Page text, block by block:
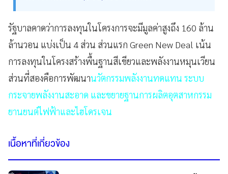
รัฐบาลคาดว่าการลงทุนในโครงการจะมีมูลค่าสูงถึง 160 ล้าน
ล้านวอน แบ่งเป็น 4 ส่วน ส่วนแรก Green New Deal เน้น
การลงทุนในโครงสร้างพื้นฐานสีเขียวและพลังงานหมุนเวียน
ส่วนที่สองคือการพัฒนานวัตกรรมพลังงานทดแทน ระบบ
กระจายพลังงานสะอาด และขยายฐานการผลิตอุตสาหกรรม
ยานยนต์ไฟฟ้าและไฮโดรเจน
เนื้อหาที่เกี่ยวข้อง